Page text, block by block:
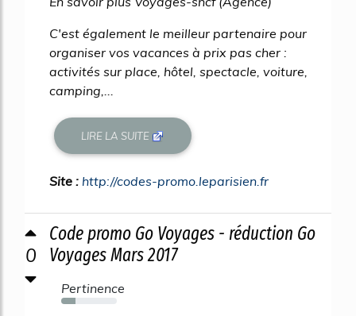
C'est également le meilleur partenaire pour
organiser vos vacances à prix pas cher :
activités sur place, hôtel, spectacle, voiture,
camping,...
LIRE LA SUITE
Site : http://codes-promo.leparisien.fr
0
Code promo Go Voyages - réduction Go
Voyages Mars 2017
Pertinence
26%